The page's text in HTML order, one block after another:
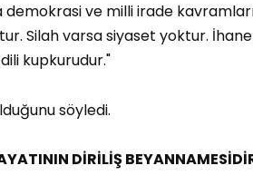
ve milli irade
Silah varsa siyaset yoktur.
kupkurudur."
söyledi.
DİRİLİŞ